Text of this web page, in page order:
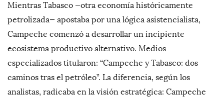
Mientras Tabasco —otra economía históricamente
petrolizada— apostaba por una lógica asistencialista,
Campeche comenzó a desarrollar un incipiente
ecosistema productivo alternativo. Medios
especializados titularon: “Campeche y Tabasco: dos
caminos tras el petróleo”. La diferencia, según los
analistas, radicaba en la visión estratégica: Campeche